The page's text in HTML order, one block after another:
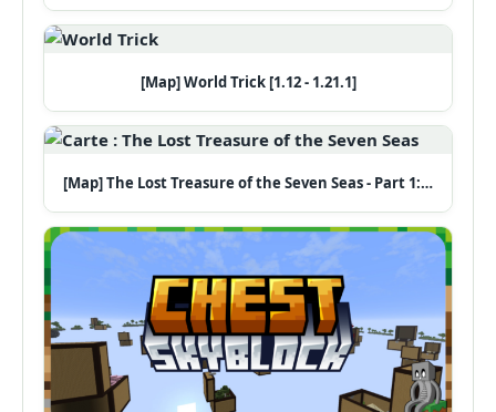
[Map] World Trick [1.12 - 1.21.1]
[Map] The Lost Treasure of the Seven Seas - Part 1:…